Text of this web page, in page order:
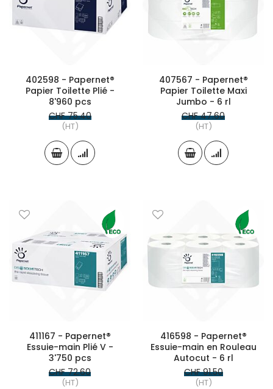
402598 - Papernet®
Papier Toilette Plié -
8'960 pcs
CHF 75.40
(HT)
407567 - Papernet®
Papier Toilette Maxi
Jumbo - 6 rl
CHF 47.60
(HT)
411167 - Papernet®
Essuie-main Plié V -
3'750 pcs
CHF 72.60
(HT)
416598 - Papernet®
Essuie-main en Rouleau
Autocut - 6 rl
CHF 91.50
(HT)